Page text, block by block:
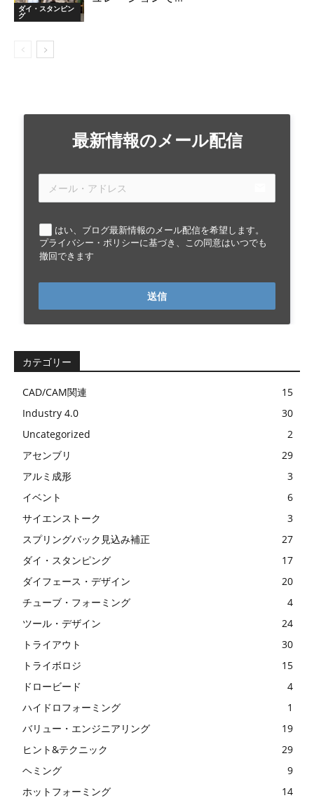
ダイ・スタンピン
グ
最新情報のメール配信
はい、ブログ最新情報のメール配信を希望します。
プライバシー・ポリシーに基づき、この同意はいつでも
撤回できます
送信
カテゴリー
CAD/CAM関連
15
Industry 4.0
30
Uncategorized
2
アセンブリ
29
アルミ成形
3
イベント
6
サイエンストーク
3
スプリングバック見込み補正
27
ダイ・スタンピング
17
ダイフェース・デザイン
20
チューブ・フォーミング
4
ツール・デザイン
24
トライアウト
30
トライボロジ
15
ドロービード
4
ハイドロフォーミング
1
バリュー・エンジニアリング
19
ヒント&テクニック
29
ヘミング
9
ホットフォーミング
14